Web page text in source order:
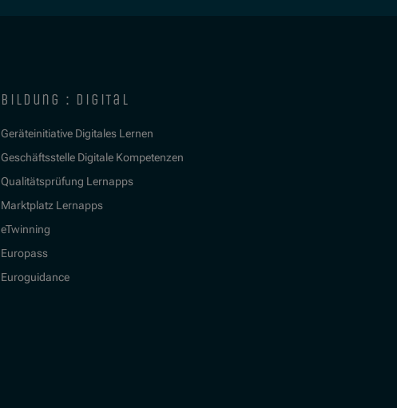
bildung : digital
Geräteinitiative Digitales Lernen
Geschäftsstelle Digitale Kompetenzen
Qualitätsprüfung Lernapps
Marktplatz Lernapps
eTwinning
Europass
Euroguidance